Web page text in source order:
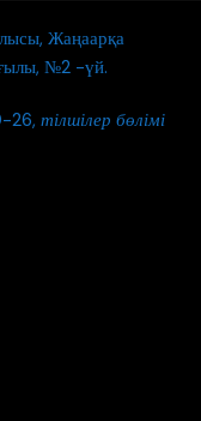
Жаңаарқа
№2 -үй.
26, тілшілер бөлімі